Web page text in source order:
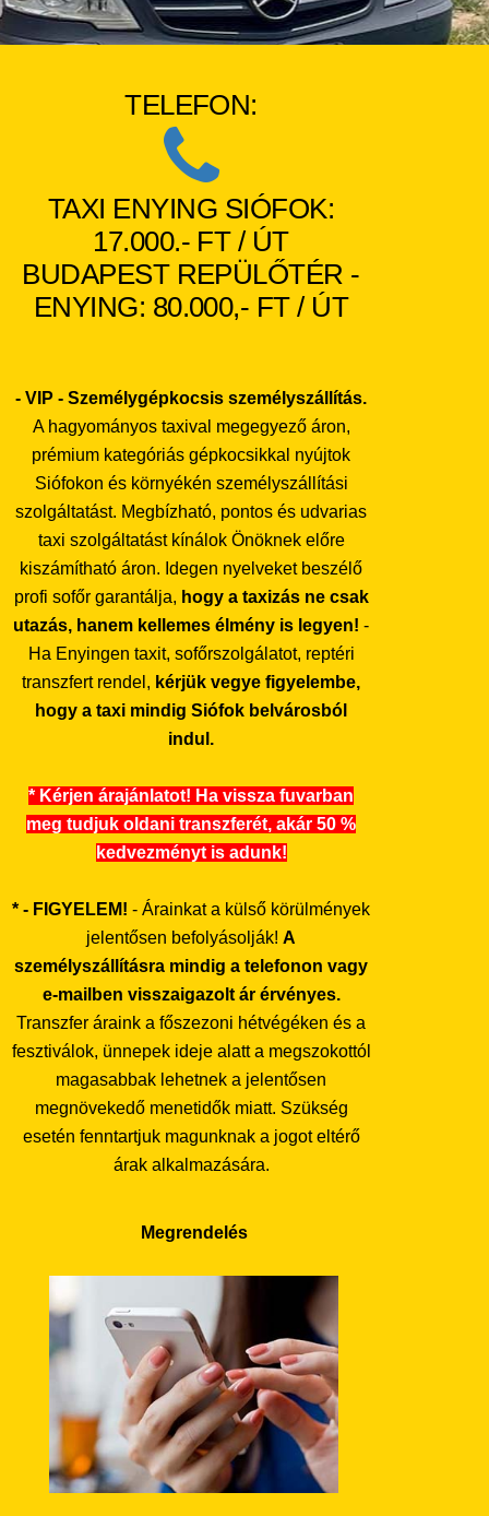
TELEFON:
TAXI ENYING SIÓFOK:
17.000.- FT / ÚT
BUDAPEST REPÜLŐTÉR -
ENYING: 80.000,- FT / ÚT
- VIP - Személygépkocsis személyszállítás.
A hagyományos taxival megegyező áron,
prémium kategóriás gépkocsikkal nyújtok
Siófokon és környékén személyszállítási
szolgáltatást. Megbízható, pontos és udvarias
taxi szolgáltatást kínálok Önöknek előre
kiszámítható áron. Idegen nyelveket beszélő
profi sofőr garantálja, hogy a taxizás ne csak
utazás, hanem kellemes élmény is legyen! -
Ha Enyingen taxit, sofőrszolgálatot, reptéri
transzfert rendel, kérjük vegye figyelembe,
hogy a taxi mindig Siófok belvárosból
indul.
* Kérjen árajánlatot! Ha vissza fuvarban
meg tudjuk oldani transzferét, akár 50 %
kedvezményt is adunk!
* - FIGYELEM! - Árainkat a külső körülmények
jelentősen befolyásolják! A
személyszállításra mindig a telefonon vagy
e-mailben visszaigazolt ár érvényes.
Transzfer áraink a főszezoni hétvégéken és a
fesztiválok, ünnepek ideje alatt a megszokottól
magasabbak lehetnek a jelentősen
megnövekedő menetidők miatt. Szükség
esetén fenntartjuk magunknak a jogot eltérő
árak alkalmazására.
Megrendelés